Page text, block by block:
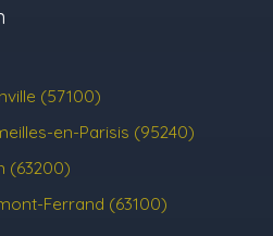
(57100)
en-Parisis (95240)
(63200)
Ferrand (63100)